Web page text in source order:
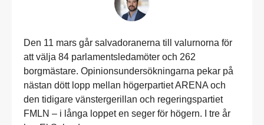
Den 11 mars går salvadoranerna till valurnorna för
att välja 84 parlamentsledamöter och 262
borgmästare. Opinionsundersökningarna pekar på
nästan dött lopp mellan högerpartiet ARENA och
den tidigare vänstergerillan och regeringspartiet
FMLN – i långa loppet en seger för högern. I tre år